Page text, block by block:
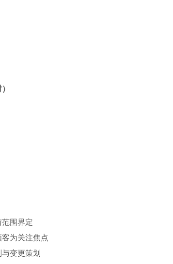
围界定
为关注焦点
变更策划